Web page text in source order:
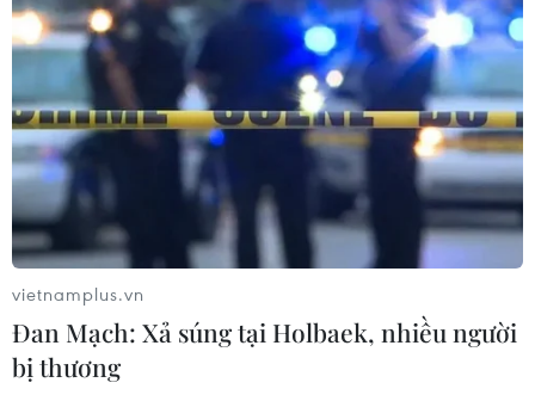
Tổng số ca nhiễm COVID-19 ở Thái Lan
vượt ngưỡng 1 triệu
20/08/2021 04:35
vietnamplus.vn
Đan Mạch: Xả súng tại Holbaek, nhiều người
bị thương